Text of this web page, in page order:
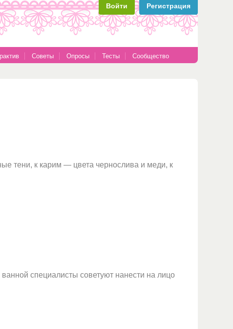
Войти Регистрация
Советы Опросы Тесты Сообщество
тени, к карим — цвета чернослива и меди, к
специалисты советуют нанести на лицо